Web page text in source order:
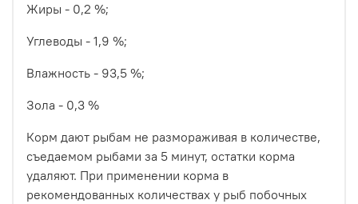
Жиры - 0,2 %;
Углеводы - 1,9 %;
Влажность - 93,5 %;
Зола - 0,3 %
Корм дают рыбам не размораживая в количестве,
съедаемом рыбами за 5 минут, остатки корма
удаляют. При применении корма в
рекомендованных количествах у рыб побочных